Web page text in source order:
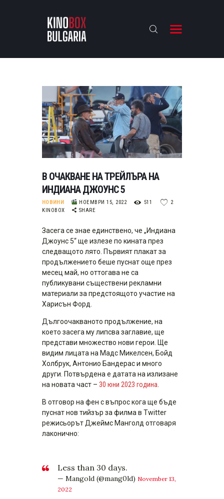
KINOBOX BULGARIA
АНАЛИЗИ
БАХТИ НАГРАДИТЕ
ИНТЕРВЮТА
ЗА НАС
В ОЧАКВАНЕ НА ТРЕЙЛЪРА НА
ИНДИАНА ДЖОУНС 5
НОВИНИ НОЕМВРИ 15, 2022 511
2
KINOBOX
SHARE
Засега се знае единствено, че „Индиана
Джоунс 5“ ще излезе по кината през
следващото лято. Първият плакат за
продължението беше пуснат още през
месец май, но оттогава не са
публикувани съществени рекламни
материали за предстоящото участие на
Харисън Форд.
Дългоочакваното продължение, на
което засега му липсва заглавие, ще
представи множество нови герои. Ще
видим лицата на Мадс Микелсен, Бойд
Холбрук, Антонио Бандерас и много
други. Потвърдена е датата на излизане
на новата част – 30 юни 2023 година
В отговор на фен с въпрос кога ще бъде
пуснат нов тийзър за филма в Тwitter
режисьорът Джеймс Манголд отговаря
лаконично:
Less than 30 days.
— Mangold (@mang0ld) November 13,
2022